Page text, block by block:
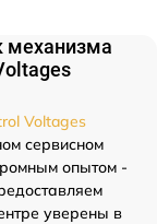
механизма
Voltages
сервисном
опытом -
уверены в